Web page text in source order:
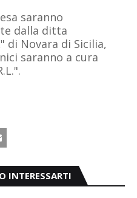
saranno
dalla ditta
di Novara di Sicilia,
saranno a cura
INTERESSARTI